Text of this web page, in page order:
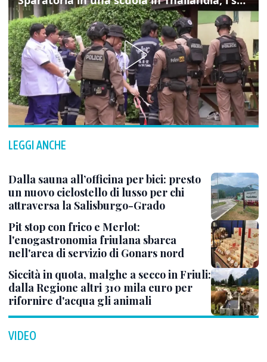
LEGGI ANCHE
Dalla sauna all’officina per bici: presto
un nuovo ciclostello di lusso per chi
attraversa la Salisburgo-Grado
Pit stop con frico e Merlot:
l'enogastronomia friulana sbarca
nell'area di servizio di Gonars nord
Siccità in quota, malghe a secco in Friuli:
dalla Regione altri 310 mila euro per
rifornire d'acqua gli animali
VIDEO